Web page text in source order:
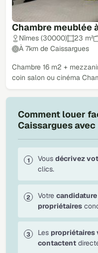
Chambre meublée
Nîmes (30000) 23 m²
À 7km de Caissargues
Chambre 16 m2 +
coin salon ou cinéma
Comment louer
Caissargues
Vous décrivez
clics.
Votre
propriétaires
Les propriétaires
contactent